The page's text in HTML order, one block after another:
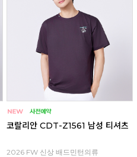
코랄리안 CDT-Z1561 남성 티셔츠
2026 FW 신상 배드민턴의류